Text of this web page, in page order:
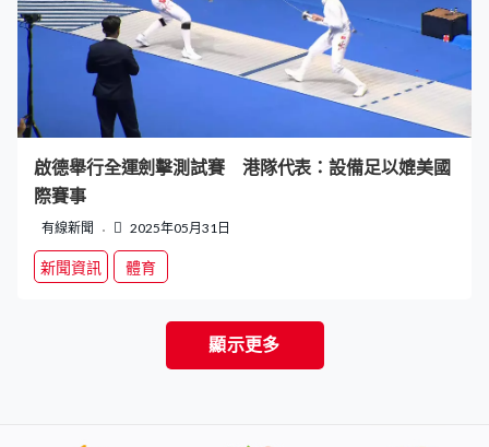
啟德舉行全運劍擊測試賽 港隊代表：設備足以媲美國
際賽事
有線新聞 2025年05月31日
新聞資訊 體育
顯示更多